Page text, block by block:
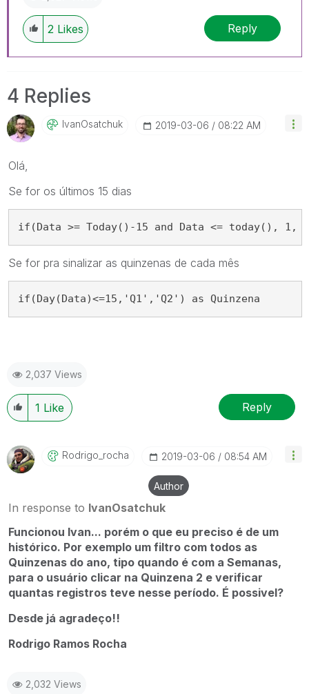
2 Likes Reply
4 Replies
IvanOsatchuk ‎2019-03-06 08:22 AM
Olá,
Se for os últimos 15 dias
if(Data >= Today()-15 and Data <= today(), 1,
Se for pra sinalizar as quinzenas de cada mês
if(Day(Data)<=15,'Q1','Q2') as Quinzena
2,037 Views
1 Like Reply
Rodrigo_rocha ‎2019-03-06 08:54 AM
Author
In response to IvanOsatchuk
Funcionou Ivan... porém o que eu preciso é de um
histórico. Por exemplo um filtro com todos as
Quinzenas do ano, tipo quando é com a Semanas,
para o usuário clicar na Quinzena 2 e verificar
quantas registros teve nesse período. É possivel?
Desde já agradeço!!
Rodrigo Ramos Rocha
2,032 Views